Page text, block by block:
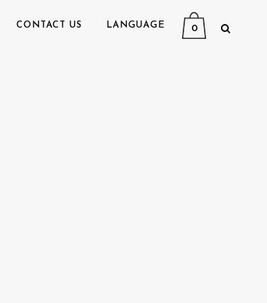
0
CONTACT US LANGUAGE